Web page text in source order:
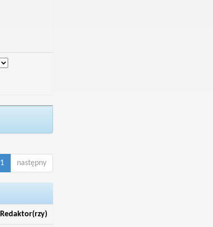
1 następny
Redaktor(rzy)